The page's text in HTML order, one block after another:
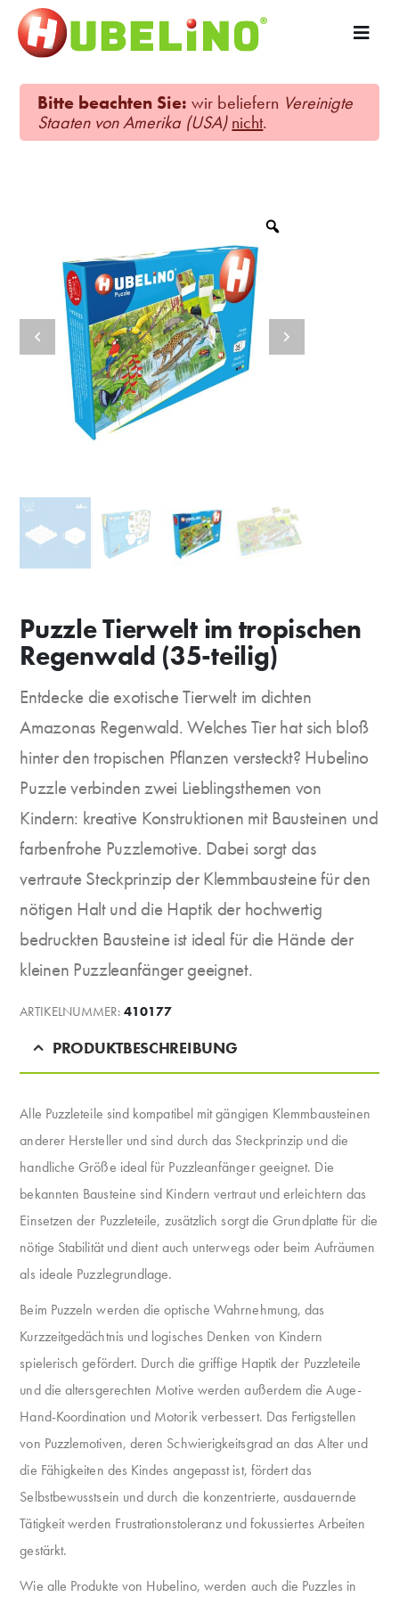
Bitte beachten Sie: wir beliefern Vereinigte
Staaten von Amerika (USA) nicht.
Puzzle Tierwelt im tropischen
Regenwald (35-teilig)
Entdecke die exotische Tierwelt im dichten
Amazonas Regenwald. Welches Tier hat sich bloß
hinter den tropischen Pflanzen versteckt? Hubelino
Puzzle verbinden zwei Lieblingsthemen von
Kindern: kreative Konstruktionen mit Bausteinen und
farbenfrohe Puzzlemotive. Dabei sorgt das
vertraute Steckprinzip der Klemmbausteine für den
nötigen Halt und die Haptik der hochwertig
bedruckten Bausteine ist ideal für die Hände der
kleinen Puzzleanfänger geeignet.
ARTIKELNUMMER:410177
PRODUKTBESCHREIBUNG
Alle Puzzleteile sind kompatibel mit gängigen Klemmbausteinen
anderer Hersteller und sind durch das Steckprinzip und die
handliche Größe ideal für Puzzleanfänger geeignet. Die
bekannten Bausteine sind Kindern vertraut und erleichtern das
Einsetzen der Puzzleteile, zusätzlich sorgt die Grundplatte für die
nötige Stabilität und dient auch unterwegs oder beim Aufräumen
als ideale Puzzlegrundlage.
Beim Puzzeln werden die optische Wahrnehmung, das
Kurzzeitgedächtnis und logisches Denken von Kindern
spielerisch gefördert. Durch die griffige Haptik der Puzzleteile
und die altersgerechten Motive werden außerdem die Auge-
Hand-Koordination und Motorik verbessert. Das Fertigstellen
von Puzzlemotiven, deren Schwierigkeitsgrad an das Alter und
die Fähigkeiten des Kindes angepasst ist, fördert das
Selbstbewusstsein und durch die konzentrierte, ausdauernde
Tätigkeit werden Frustrationstoleranz und fokussiertes Arbeiten
gestärkt.
Wie alle Produkte von Hubelino, werden auch die Puzzles in